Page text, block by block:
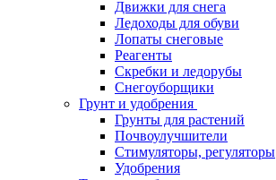
Движки для снега
Ледоходы для обуви
Лопаты снеговые
Реагенты
Скребки и ледорубы
Снегоуборщики
Грунт и удобрения
Грунты для растений
Почвоулучшители
Стимуляторы, регуляторы
Удобрения